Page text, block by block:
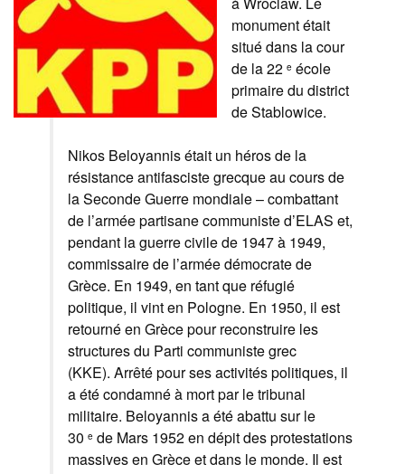
monument était
situé dans la cour
de la 22 e école
primaire du district
de Stablowice.
Nikos Beloyannis était un héros de la
résistance antifasciste grecque au cours de
la Seconde Guerre mondiale – combattant
de l’armée partisane communiste d’ELAS et,
pendant la guerre civile de 1947 à 1949,
commissaire de l’armée démocrate de
Grèce. En 1949, en tant que réfugié
politique, il vint en Pologne. En 1950, il est
retourné en Grèce pour reconstruire les
structures du Parti communiste grec
(KKE). Arrêté pour ses activités politiques, il
a été condamné à mort par le tribunal
militaire. Beloyannis a été abattu sur le
30 e de Mars 1952 en dépit des protestations
massives en Grèce et dans le monde. Il est